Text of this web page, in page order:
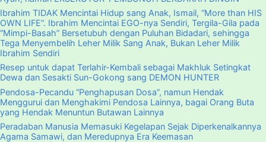
Ibrahim TIDAK Mencintai Hidup sang Anak, Ismail, “More than HIS
OWN LIFE”. Ibrahim Mencintai EGO-nya Sendiri, Tergila-Gila pada
“Mimpi-Basah” Bersetubuh dengan Puluhan Bidadari, sehingga
Tega Menyembelih Leher Milik Sang Anak, Bukan Leher Milik
Ibrahim Sendiri
Resep untuk dapat Terlahir-Kembali sebagai Makhluk Setingkat
Dewa dan Sesakti Sun-Gokong sang DEMON HUNTER
Pendosa-Pecandu “Penghapusan Dosa”, namun Hendak
Menggurui dan Menghakimi Pendosa Lainnya, bagai Orang Buta
yang Hendak Menuntun Butawan Lainnya
Peradaban Manusia Memasuki Kegelapan Sejak Diperkenalkannya
Agama Samawi, dan Meredupnya Era Keemasan